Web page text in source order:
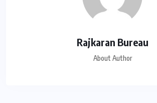
Rajkaran Bureau
About Author